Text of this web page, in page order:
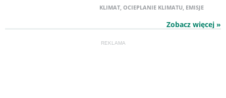
KLIMAT, OCIEPLANIE KLIMATU, EMISJE
Zobacz więcej »
REKLAMA